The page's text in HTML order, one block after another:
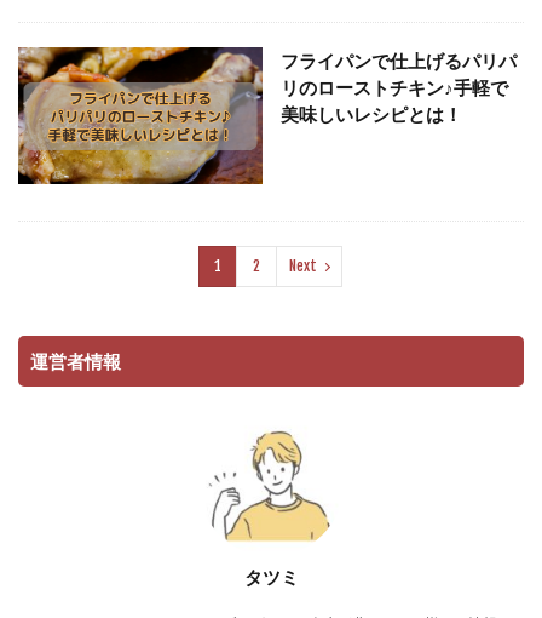
フライパンで仕上げるパリパ
リのローストチキン♪手軽で
美味しいレシピとは！
1 2 Next
運営者情報
タツミ